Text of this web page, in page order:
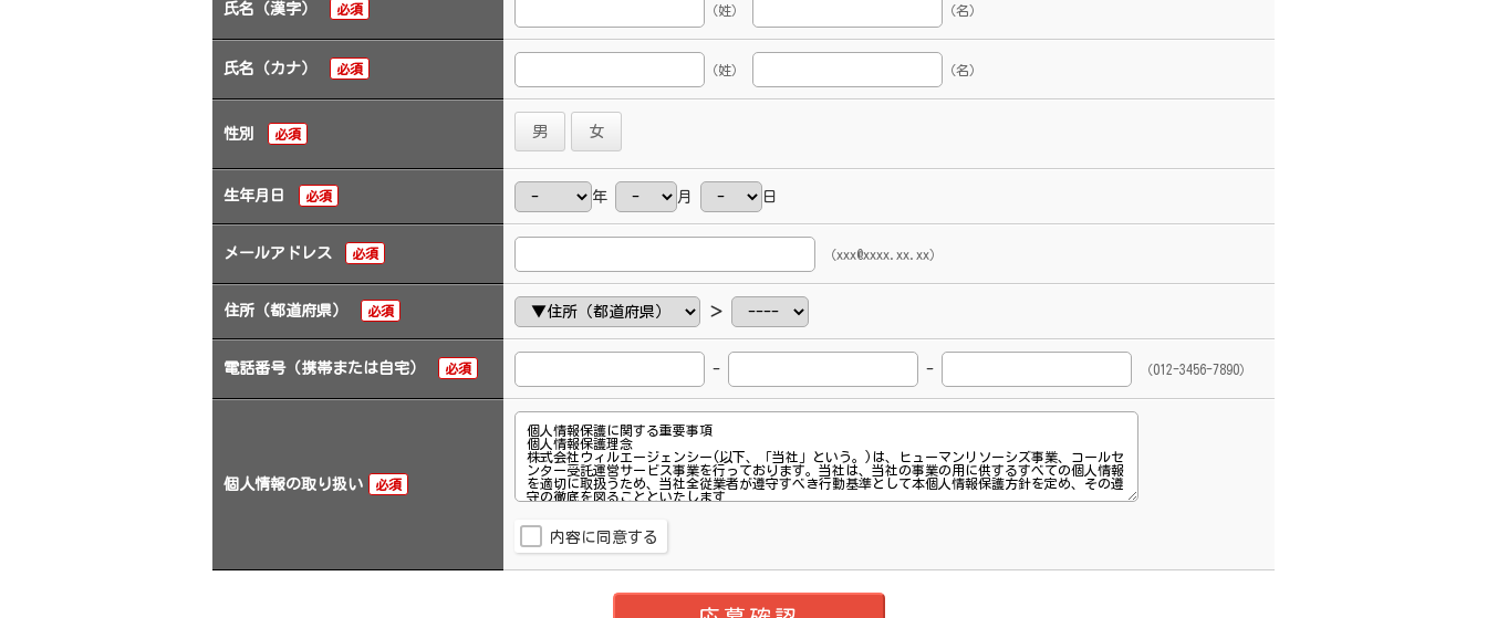
氏名（漢字） 必須 （姓） （名）
氏名（カナ） 必須 （姓） （名）
性別 必須 男 女
生年月日 必須 年 月 日
メールアドレス 必須 （xxx@xxxx.xx.xx）
住所（都道府県） 必須 ＞
電話番号（携帯または自宅） 必須 - - （012-3456-7890）
個人情報の取り扱い 必須
内容に同意する